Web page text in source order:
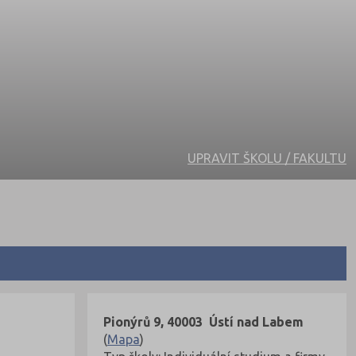
UPRAVIT ŠKOLU / FAKULTU
Pionýrů 9, 40003 Ústí nad Labem
(Mapa)